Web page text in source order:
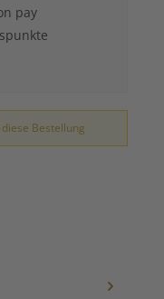
pay
Bestellung